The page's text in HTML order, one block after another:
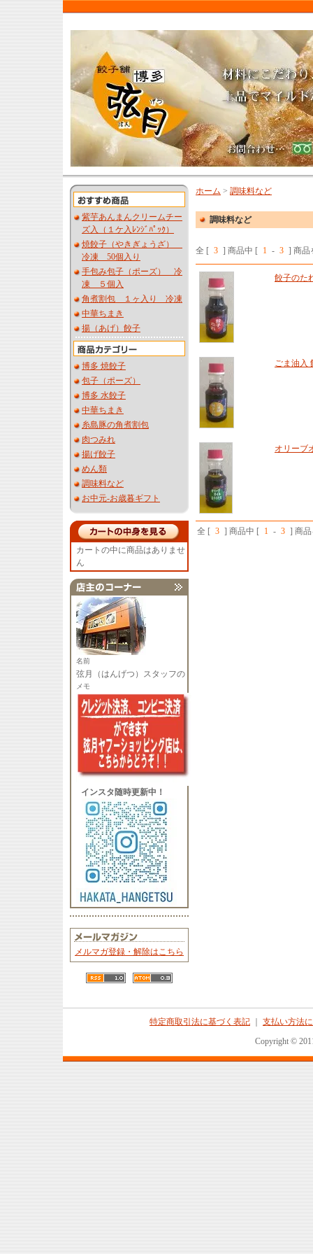
紫芋あんまんクリームチー
ズ入（１ケ入ﾚﾝｼﾞﾊﾟｯｸ）
焼餃子（やきぎょうざ）
冷凍 50個入り
手包み包子（ポーズ） 冷
凍 ５個入
角煮割包 １ヶ入り 冷凍
中華ちまき
揚（あげ）餃子
博多 焼餃子
包子（ポーズ）
博多 水餃子
中華ちまき
糸島豚の角煮割包
肉つみれ
揚げ餃子
めん類
調味料など
お中元-お歳暮ギフト
カートの中に商品はありませ
ん
名前
弦月（はんげつ）スタッフの
メモ
インスタ随時更新中！
メルマガ登録・解除はこちら
ホーム > 調味料など
調味料など
全 [ 3 ] 商品中 [ 1 - 3 ] 商品
餃子のた
ごま油入
オリーブ
全 [ 3 ] 商品中 [ 1 - 3 ] 商
特定商取引法に基づく表記
支払い方法
Copyright ©